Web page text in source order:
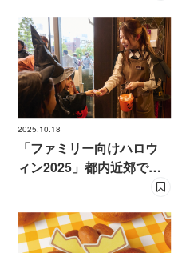
2025.10.18
「ファミリー向けハロウ
ィン2025」都内近郊で楽